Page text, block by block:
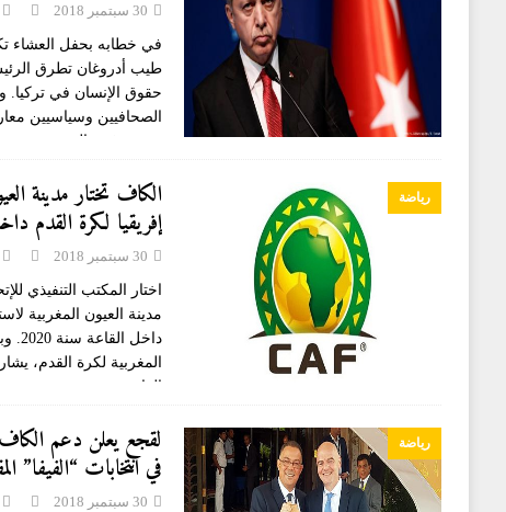
30 سبتمبر 2018
في خطابه بحفل العشاء
طيب أدروغان تطرق
حقوق الإنسان في تركيا.
الصحافيين وسياسيين
بقوة. رفض الرئيس
رياضة الكاف تختار مدينة
إفريقيا لكرة القدم داخل
30 سبتمبر 2018
اختار المكتب التنفيذي
مدينة العيون المغربية
المغربية لكرة القدم،
العادية
رياضة لقجع يعلن دعم الكاف
في انتخابات “الفيفا”
30 سبتمبر 2018